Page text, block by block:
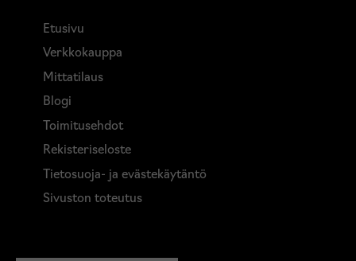
Etusivu
Toimitusehdot
Verkkokauppa
Rekisteriseloste
Mittatilaus
Tietosuoja- ja evästekäytäntö
Blogi
Sivuston toteutus